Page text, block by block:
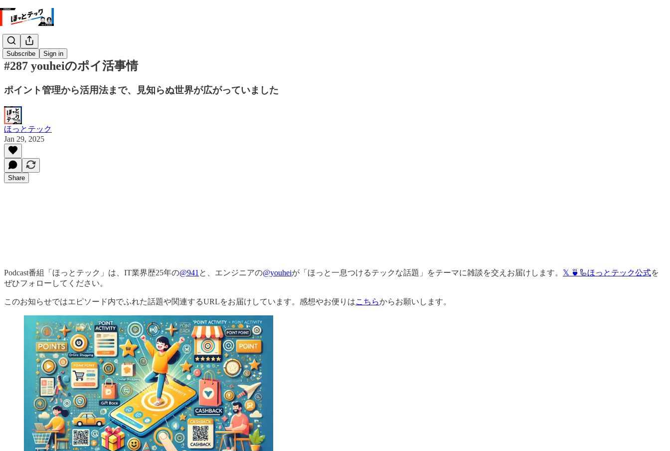
Subscribe Sign in
#287 youheiのポイ活事情
ポイント管理から活用法まで、見知らぬ世界が広がっていました
ほっとテック
Jan 29, 2025
Share
Podcast番組「ほっとテック」は、IT業界歴25年の@941 と、エンジニアの@youheiが「ほっと一息つけるテックな話題」をテーマに雑談を交えお届けします。 𝕏 🍵🦾ほっとテック公式を
ぜひフォローしてください。
このお知らせではエピソード内でふれた話題や関連するURLをお届けしています。感想やお便りはこちらからお願いします。